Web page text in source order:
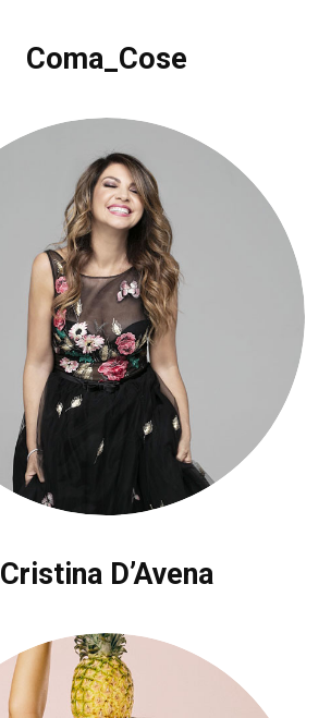
Coma_Cose
Cristina D’Avena